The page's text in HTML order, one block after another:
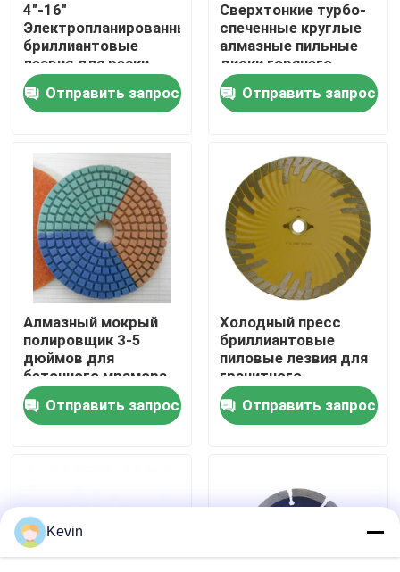
Дом
Продукты
О нас
Путешествие фабрики
Проверка качества
Свяжитесь мы
Новости
буровые наконечники хсс
Кирпичный Drill Bit
4"-16"
Электропланированные
бриллиантовые
лезвия для резки
стекла / плитки /
мрамора
Отправить запрос
Сверхтонкие турбо-
спеченные круглые
алмазные пильные
диски горячего
прессования
Отправить запрос
Алмазный мокрый
полировщик 3-5
дюймов для
бетонного мрамора
Отправить запрос
Холодный пресс
бриллиантовые
пиловые лезвия для
гранитного
бетонного мрамора
Отправить запрос
Kevin